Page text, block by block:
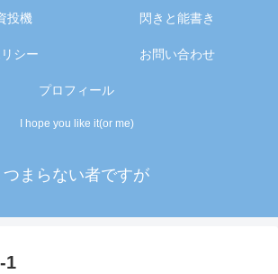
I hope you like it(or me)
つまらない者ですが
投機 閃きと能書き
シー お問い合わせ
プロフィール
1